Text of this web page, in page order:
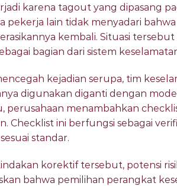
karena tagout yang dipasang
pekerja lain tidak menyadari
kembali. Situasi
bagian dari sistem
kejadian serupa, tim
digunakan diganti dengan
perusahaan menambahkan
Checklist ini berfungsi sebagai
standar.
korektif tersebut, potensi
bahwa pemilihan perangkat